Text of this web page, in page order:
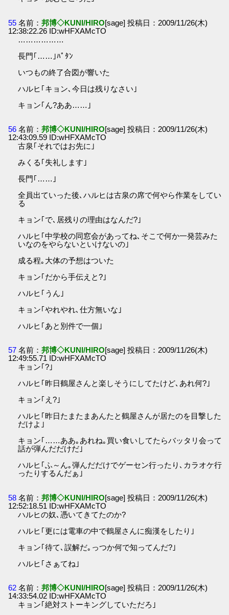
55 名前：邦博◇KUNI/HIRO[sage] 投稿日：2009/11/26(木)
12:38:22.26 ID:wHFXAMcTO
………………
長門｢……｣ﾊﾟﾀﾝ
いつもの終了合図が響いた
ハルヒ｢キョン､今日は残りなさい｣
キョン｢ん?ああ……｣
56 名前：邦博◇KUNI/HIRO[sage] 投稿日：2009/11/26(木)
12:43:09.59 ID:wHFXAMcTO
古泉｢それではお先に｣
みくる｢失礼します｣
長門｢……｣
全員出ていった後､ハルヒは古泉の席で何やら作業をしてい
る
キョン｢で､居残りの理由はなんだ?｣
ハルヒ｢中学校の同窓会があってね､そこで何か一発芸みた
いなのをやらないといけないの｣
成る程｡大体の予想はついた
キョン｢だから手伝えと?｣
ハルヒ｢うん｣
キョン｢やれやれ､仕方無いな｣
ハルヒ｢あと別件で一個｣
57 名前：邦博◇KUNI/HIRO[sage] 投稿日：2009/11/26(木)
12:49:55.71 ID:wHFXAMcTO
キョン｢?｣
ハルヒ｢昨日鶴屋さんと楽しそうにしてたけど､あれ何?｣
キョン｢え?｣
ハルヒ｢昨日たまたまあんたと鶴屋さんが居たのを目撃した
だけよ｣
キョン｢……ああ｡あれね｡買い食いしてたらバッタリ会って
話が弾んだだけだ｣
ハルヒ｢ふ～ん｡弾んだだけでゲーセン行ったり､カラオケ行
ったりするんだぁ｣
58 名前：邦博◇KUNI/HIRO[sage] 投稿日：2009/11/26(木)
12:52:18.51 ID:wHFXAMcTO
ハルヒの奴､憑いてきてたのか?
ハルヒ｢更には電車の中で鶴屋さんに痴漢をしたり｣
キョン｢待て､誤解だ｡っつか何で知ってんだ?｣
ハルヒ｢さぁてね｣
62 名前：邦博◇KUNI/HIRO[sage] 投稿日：2009/11/26(木)
14:33:54.02 ID:wHFXAMcTO
キョン｢絶対ストーキングしていただろ｣